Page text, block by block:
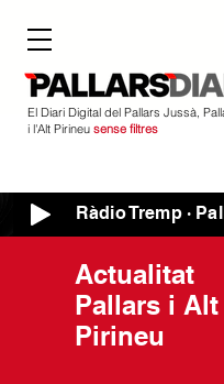
Ràdio Tremp ·
El Diari Digital del Pallars Jussà,
i l'Alt Pirineu sense filtres
Actualitat
Pallars i Alt
Pirineu